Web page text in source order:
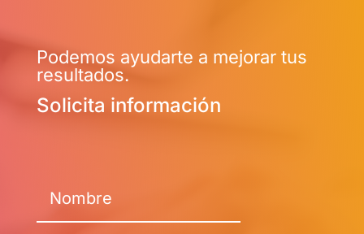
Podemos ayudarte a mejorar tus
resultados.
Solicita información